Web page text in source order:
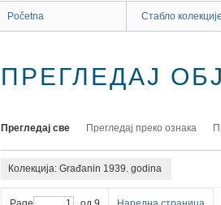
Početna Стабло колекције
ПРЕГЛЕДАЈ
Прегледај све Прегледај преко ознака
Колекција: Građanin 1939. godina